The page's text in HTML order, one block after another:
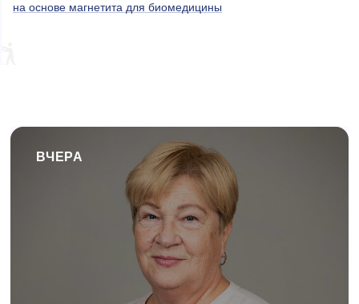
на основе магнетита для биомедицины
ВЧЕРА